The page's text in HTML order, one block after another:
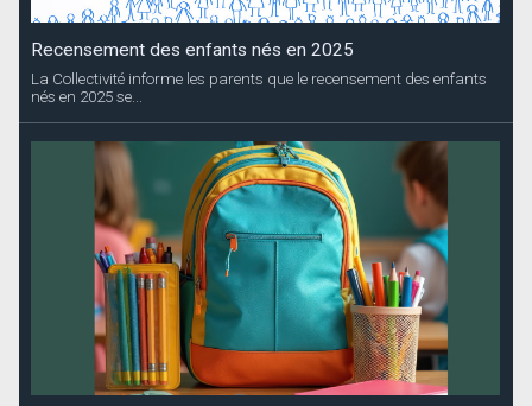
Recensement des enfants nés en 2025
La Collectivité informe les parents que le recensement des enfants
nés en 2025 se...